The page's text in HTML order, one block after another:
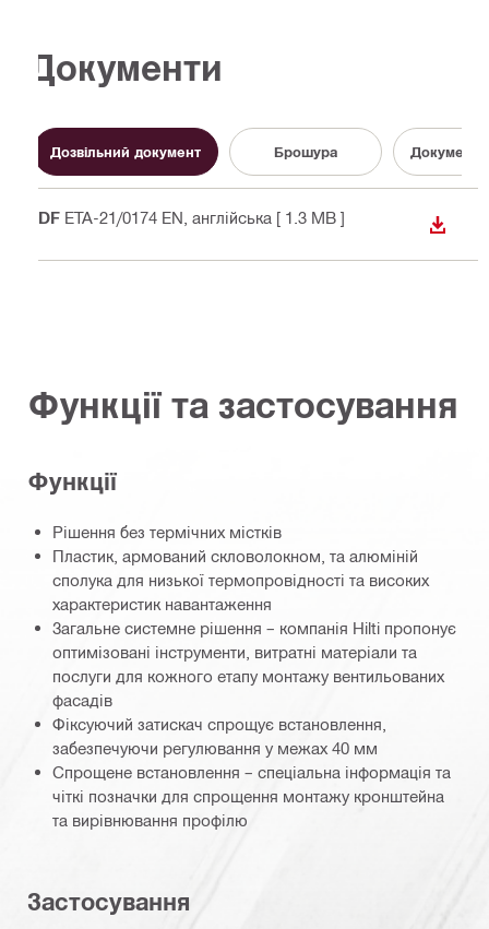
Документи
Дозвільний документ Брошура
PDF ETA-21/0174 EN , англійська [ 1.3 MB ]
Функції та застосування
Функції
Рішення без термічних містків
Пластик, армований скловолокном, та алюміній
сполука для низької термопровідності та високих
характеристик навантаження
Загальне системне рішення – компанія Hilti пропонує
оптимізовані інструменти, витратні матеріали та
послуги для кожного етапу монтажу вентильованих
фасадів
Фіксуючий затискач спрощує встановлення,
забезпечуючи регулювання у межах 40 мм
Спрощене встановлення – спеціальна інформація та
чіткі позначки для спрощення монтажу кронштейна
та вирівнювання профілю
Застосування